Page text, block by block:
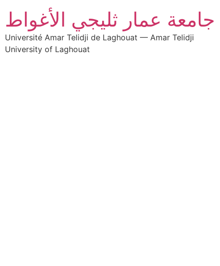
جامعة عمار ثليجي الأغواط
Université Amar Telidji de Laghouat — Amar Telidji
University of Laghouat